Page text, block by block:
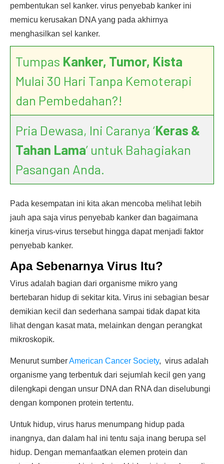
pembentukan sel kanker. virus penyebab kanker ini
memicu kerusakan DNA yang pada akhirnya
menghasilkan sel kanker.
Tumpas Kanker, Tumor, Kista
Mulai 30 Hari Tanpa Kemoterapi
dan Pembedahan?!
Pria Dewasa, Ini Caranya ‘Keras &
Tahan Lama’ untuk Bahagiakan
Pasangan Anda.
Pada kesempatan ini kita akan mencoba melihat lebih
jauh apa saja virus penyebab kanker dan bagaimana
kinerja virus-virus tersebut hingga dapat menjadi faktor
penyebab kanker.
Apa Sebenarnya Virus Itu?
Virus adalah bagian dari organisme mikro yang
bertebaran hidup di sekitar kita. Virus ini sebagian besar
demikian kecil dan sederhana sampai tidak dapat kita
lihat dengan kasat mata, melainkan dengan perangkat
mikroskopik.
Menurut sumberAmerican Cancer Society, virus adalah
organisme yang terbentuk dari sejumlah kecil gen yang
dilengkapi dengan unsur DNA dan RNA dan diselubungi
dengan komponen protein tertentu.
Untuk hidup, virus harus menumpang hidup pada
inangnya, dan dalam hal ini tentu saja inang berupa sel
hidup. Dengan memanfaatkan elemen protein dan